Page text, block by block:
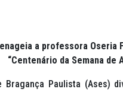
a professora
“Centenário da Semana de
Paulista (Ases)